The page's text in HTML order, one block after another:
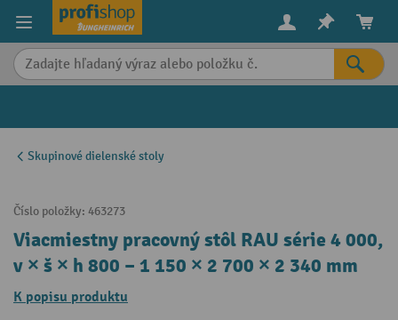
content
Skupinové dielenské stoly
Číslo položky: 463273
Viacmiestny pracovný stôl RAU série 4 000,
v × š × h 800 – 1 150 × 2 700 × 2 340 mm
K popisu produktu